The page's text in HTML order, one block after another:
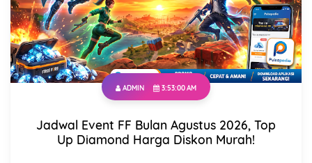
ADMIN 3:53:00 AM
Jadwal Event FF Bulan Agustus 2026, Top
Up Diamond Harga Diskon Murah!